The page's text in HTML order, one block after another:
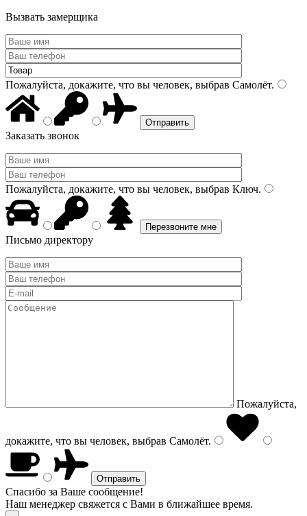
Вызвать замерщика
Пожалуйста, докажите, что вы человек, выбрав Самолёт.
Заказать звонок
Пожалуйста, докажите, что вы человек, выбрав Ключ.
Письмо директору
Пожалуйста,
докажите, что вы человек, выбрав Самолёт.
Спасибо за Ваше сообщение!
Наш менеджер свяжется с Вами в ближайшее время.